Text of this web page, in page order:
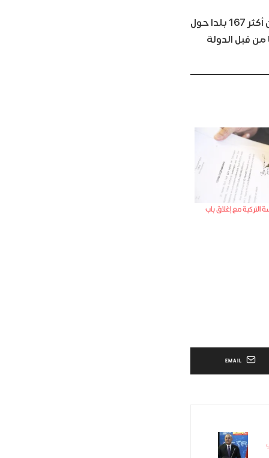
ويذكر أنه في العام 2019 وحده تقدم إلى المنحة التركية أكثر من 146 ألف طالب من أكثر 167 بلدا حول
يتلقى 17 ألف منهم منحا من قبل الدولة
مع إغلاق باب
EMAIL